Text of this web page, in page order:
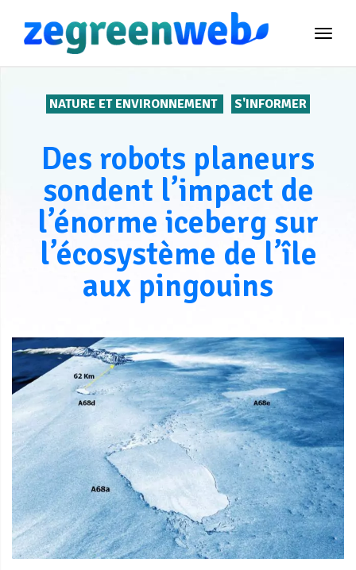
NATURE ET ENVIRONNEMENT S'INFORMER
Des robots planeurs
sondent l’impact de
l’énorme iceberg sur
l’écosystème de l’île
aux pingouins